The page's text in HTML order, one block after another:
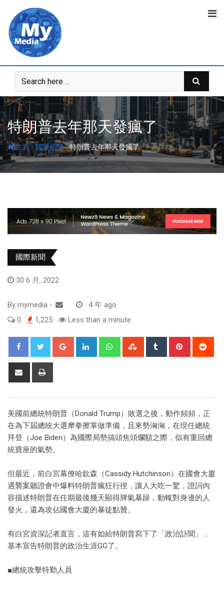
特朗普去年那天發瘋了
主頁-國際新聞-特朗普去年那天發瘋了
國際新聞
30 6 月, 2022
By mymedia -
4 年 ago
0
1,225 Less than a minute
美國前總統特朗普（Donald Trump）敗選之後，動作頻頻，正
在為下屆總統大選摩拳擦掌做準備，且來勢洶洶，在現任總統
拜登（Joe Biden）為國際局勢搞頭焦頭爛額之際，似有重回總
統寶座的氣勢。
但最近，前白宮幕僚哈欽森（Cassidy Hutchinson）在國會大廈
遇襲案聽證會中爆料特朗普瘋狂行徑，讓人大吃一驚，證詞內
容描述特朗普在任期最後幾天顯得脾氣暴躁，動輒對身邊的人
發火，還為攻佔國會大廈的暴徒點贊。
有白宮資深記者直言，這有如給特朗普寫下了「政治訃聞」，
基本宣告特朗普的政治生涯GG了。
■總統攻擊特勤人員